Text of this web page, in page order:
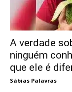
A verdade
ninguém
que ele é
Sábias Palavras